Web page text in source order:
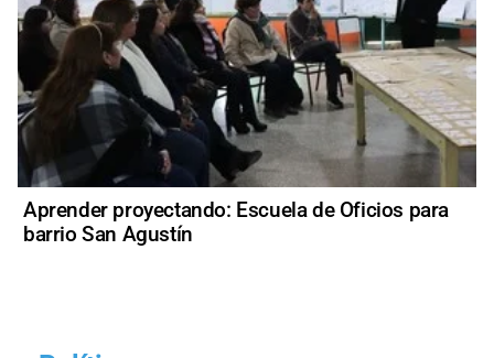
Aprender proyectando: Escuela de Oficios para
barrio San Agustín